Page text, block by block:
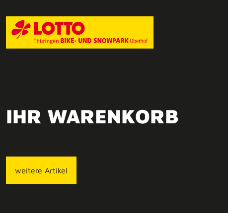
IHR WARENKORB
weitere Artikel